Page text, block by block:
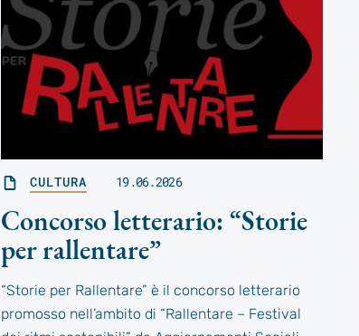
CULTURA 19.06.2026
Concorso letterario: “Storie
per rallentare”
“Storie per Rallentare” è il concorso letterario
promosso nell’ambito di “Rallentare – Festival